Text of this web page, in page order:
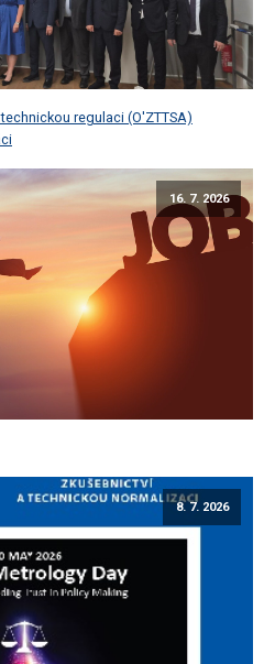
regulaci (O'ZTTSA)
16. 7. 2026
8. 7. 2026